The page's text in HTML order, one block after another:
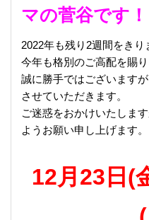
マの菅谷です！
2022年も残り2週間をきり
今年も格別のご高配を賜
誠に勝手ではございます
させていただきます。
ご迷惑をおかけいたしま
ようお願い申し上げます。
12月23日(